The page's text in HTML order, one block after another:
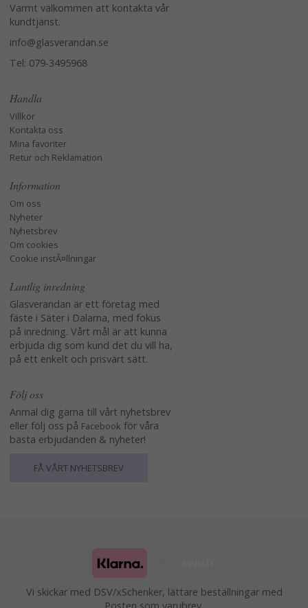
Varmt välkommen att kontakta vår
kundtjänst.
info@glasverandan.se
Tel: 079-3495968
Handla
Villkor
Kontakta oss
Mina favoriter
Retur och Reklamation
Information
Om oss
Nyheter
Nyhetsbrev
Om cookies
Cookie instÃ¤llningar
Lantlig inredning
Glasverandan är ett företag med
fäste i Säter i Dalarna, med fokus
på inredning. Vårt mål är att kunna
erbjuda dig som kund det du vill ha,
på ett enkelt och prisvärt sätt.
Följ oss
Anmäl dig gärna till vårt nyhetsbrev
eller följ oss på Facebook för våra
bästa erbjudanden & nyheter!
FÅ VÅRT NYHETSBREV
Vi skickar med DSV/xSchenker, lättare beställningar med